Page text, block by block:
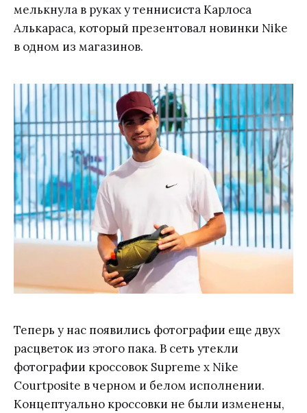
мелькнула в руках у теннисиста Карлоса
Алькараса, который презентовал новинки Nike
в одном из магазинов.
Теперь у нас появились фотографии еще двух
расцветок из этого пака. В сеть утекли
фотографии кроссовок Supreme x Nike
Courtposite в черном и белом исполнении.
Концептуально кроссовки не были изменены,